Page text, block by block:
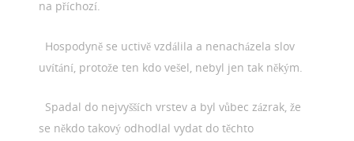
na příchozí.
Hospodyně se uctivě vzdálila a nenacházela slov
uvítání, protože ten kdo vešel, nebyl jen tak někým.
Spadal do nejvyšších vrstev a byl vůbec zázrak, že
se někdo takový odhodlal vydat do těchto